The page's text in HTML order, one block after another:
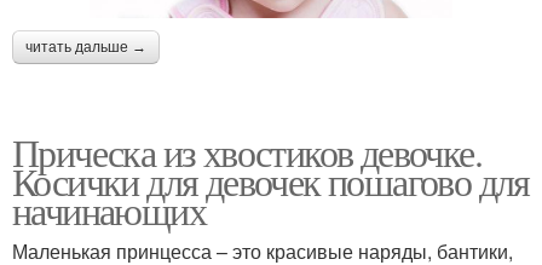
читать дальше →
Прическа из хвостиков девочке.
Косички для девочек пошагово для
начинающих
Маленькая принцесса – это красивые наряды, бантики,